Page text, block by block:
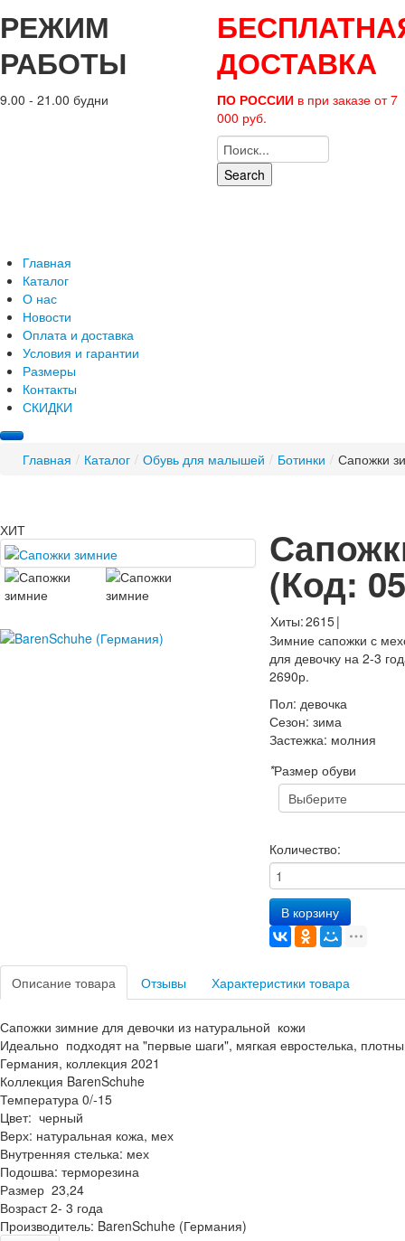
РЕЖИМ
РАБОТЫ
9.00 - 21.00 будни
ДОСТАВКА
ПО РОССИИ в при заказе от 7
000 руб.
Search
Главная
Каталог
О нас
Новости
Оплата и доставка
Условия и гарантии
Размеры
Контакты
СКИДКИ
Главная / Каталог / Обувь для малышей / Ботинки / Сапожки
ХИТ
(Код:
Хиты:2615|
Зимние сапожки с
для девочку на 2-3
2690р.
Пол: девочка
Сезон: зима
Застежка: молния
*Размер обуви
Количество:
В корзину
Описание товара Отзывы Характеристики товара
Сапожки зимние для девочки из натуральной кожи
Идеально подходят на "первые шаги", мягкая евростелька,
Германия, коллекция 2021
Коллекция BarenSchuhe
Температура 0/-15
Цвет: черный
Верх: натуральная кожа, мех
Внутренняя стелька: мех
Подошва: терморезина
Размер 23,24
Возраст 2- 3 года
Производитель: BarenSchuhe (Германия)